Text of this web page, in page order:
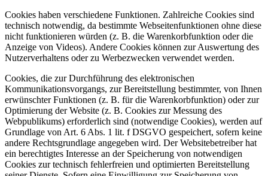
Cookies haben verschiedene Funktionen. Zahlreiche Cookies sind
technisch notwendig, da bestimmte Webseitenfunktionen ohne diese
nicht funktionieren würden (z. B. die Warenkorbfunktion oder die
Anzeige von Videos). Andere Cookies können zur Auswertung des
Nutzerverhaltens oder zu Werbezwecken verwendet werden.
Cookies, die zur Durchführung des elektronischen
Kommunikationsvorgangs, zur Bereitstellung bestimmter, von Ihnen
erwünschter Funktionen (z. B. für die Warenkorbfunktion) oder zur
Optimierung der Website (z. B. Cookies zur Messung des
Webpublikums) erforderlich sind (notwendige Cookies), werden auf
Grundlage von Art. 6 Abs. 1 lit. f DSGVO gespeichert, sofern keine
andere Rechtsgrundlage angegeben wird. Der Websitebetreiber hat
ein berechtigtes Interesse an der Speicherung von notwendigen
Cookies zur technisch fehlerfreien und optimierten Bereitstellung